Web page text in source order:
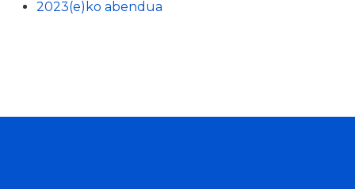
2023(e)ko abendua